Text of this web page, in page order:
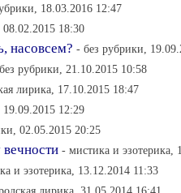
18.03.2016 12:47
18:30
насовсем? - без рубрики,
рубрики, 21.10.2015 10:58
лирика, 17.10.2015 18:47
12:29
02.05.2015 20:25
- мистика и эзотерика,
и эзотерика, 13.12.2014 11:33